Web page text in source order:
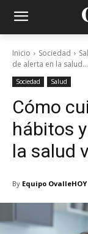
Inicio Sociedad
de alerta en la salud...
Sociedad Salud
Cómo
hábitos
la salud
By Equipo OvalleHOY